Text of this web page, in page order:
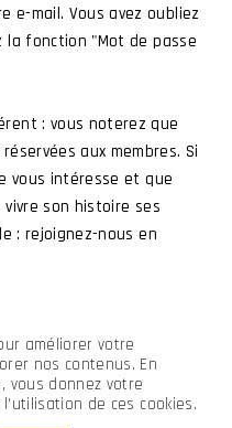
Juin 1972/Mai 1980.
e-mail. Vous avez oubliez
la fonction "Mot de passe
: vous noterez que
aux membres. Si
vous intéresse et que
son histoire ses
: rejoignez-nous en
améliorer votre
nos contenus. En
vous donnez votre
de ces cookies.